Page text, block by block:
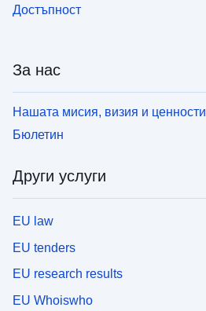
Достъпност
За нас
Нашата мисия, визия и ценности
Бюлетин
Други услуги
EU law
EU tenders
EU research results
EU Whoiswho